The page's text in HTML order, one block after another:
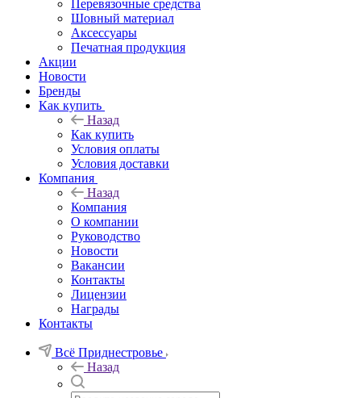
Перевязочные средства
Шовный материал
Аксессуары
Печатная продукция
Акции
Новости
Бренды
Как купить
Назад
Как купить
Условия оплаты
Условия доставки
Компания
Назад
Компания
О компании
Руководство
Новости
Вакансии
Контакты
Лицензии
Награды
Контакты
Всё Приднестровье
Назад